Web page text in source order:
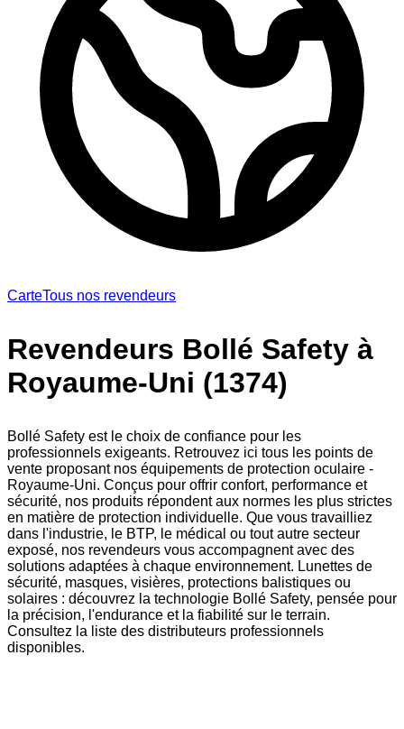
CarteTous nos revendeurs
Revendeurs Bollé Safety à
Royaume-Uni (1374)
Bollé Safety est le choix de confiance pour les
professionnels exigeants. Retrouvez ici tous les points de
vente proposant nos équipements de protection oculaire -
Royaume-Uni. Conçus pour offrir confort, performance et
sécurité, nos produits répondent aux normes les plus strictes
en matière de protection individuelle. Que vous travailliez
dans l'industrie, le BTP, le médical ou tout autre secteur
exposé, nos revendeurs vous accompagnent avec des
solutions adaptées à chaque environnement. Lunettes de
sécurité, masques, visières, protections balistiques ou
solaires : découvrez la technologie Bollé Safety, pensée pour
la précision, l'endurance et la fiabilité sur le terrain.
Consultez la liste des distributeurs professionnels
disponibles.